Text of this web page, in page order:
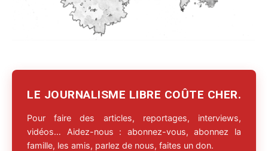
LE JOURNALISME LIBRE COÛTE CHER.
Pour faire des articles, reportages, interviews,
vidéos… Aidez-nous : abonnez-vous, abonnez la
famille, les amis, parlez de nous, faites un don.